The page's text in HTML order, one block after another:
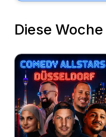
Diese Woche